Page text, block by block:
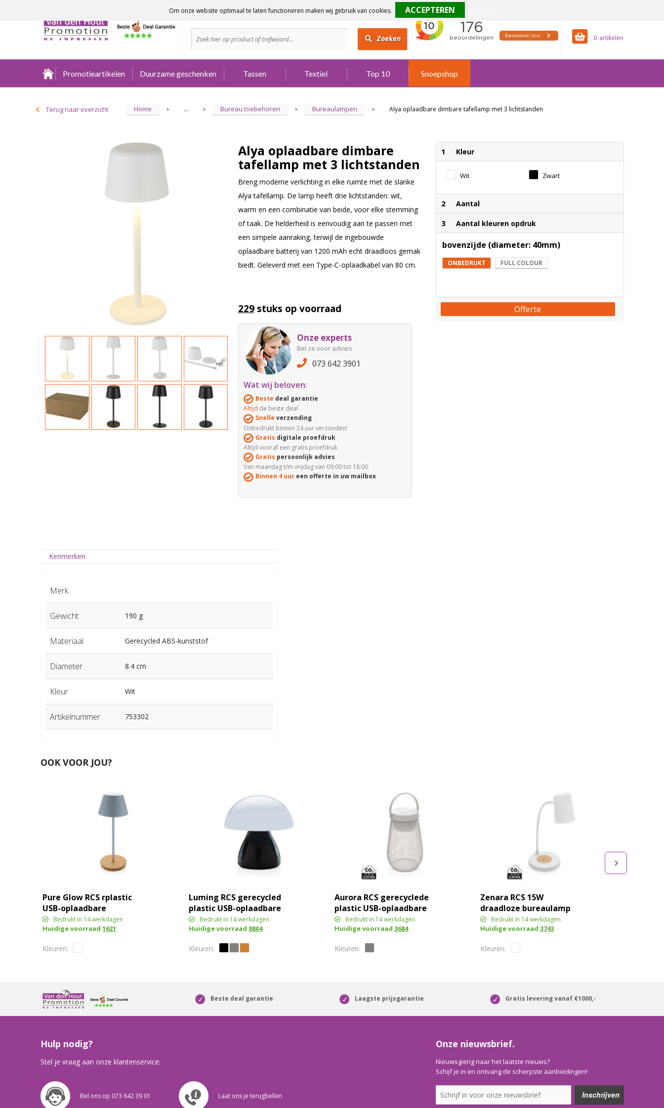
0
Advies nodig?
Zoeken
Promotieartikelen Duurzame geschenken Tassen Textiel Top 10 Snoepshop
Terug naar overzicht Home > ... > Bureau toebehoren > Bureaulampen > Alya oplaadbare dimbare tafellamp met 3 lichtstanden
Alya oplaadbare dimbare
tafellamp met 3 lichtstanden
Breng moderne verlichting in elke ruimte met de slanke
Alya tafellamp. De lamp heeft drie lichtstanden: wit,
warm en een combinatie van beide, voor elke stemming
of taak. De helderheid is eenvoudig aan te passen met
een simpele aanraking, terwijl de ingebouwde
oplaadbare batterij van 1200 mAh echt draadloos gemak
biedt. Geleverd met een Type-C-oplaadkabel van 80 cm.
229stuks op voorraad
Onze experts
Bel ze voor advies
073 642 3901
Wat wij beloven:
Beste deal garantie
Altijd de beste deal
Snelle verzending
Onbedrukt binnen 24 uur verzonden!
Gratis digitale proefdruk
Altijd vooraf een gratis proefdruk
Gratis persoonlijk advies
Van maandag t/m vrijdag van 09:00 tot 18:00
Binnen 4 uureen offerte in uw mailbox
1 Kleur
Wit Zwart
2 Aantal
3 Aantal kleuren opdruk
bovenzijde (diameter: 40mm)
ONBEDRUKT FULL COLOUR
Offerte
Kenmerken
Merk
Gewicht 190 g
Materiaal Gerecycled ABS-kunststof
Diameter 8.4 cm
Kleur Wit
Artikelnummer 753302
OOK VOOR JOU?
Pure Glow RCS rplastic
USB-oplaadbare
tafellamp
Bedrukt in 14 werkdagen
Huidige voorraad1621
Luming RCS gerecycled
plastic USB-oplaadbare
tafellamp
Bedrukt in 14 werkdagen
Huidige voorraad 8804
Aurora RCS gerecyclede
plastic USB-oplaadbare
tafellamp
Bedrukt in 14 werkdagen
Huidige voorraad 3684
Zenara RCS 15W
draadloze bureaulamp
van gerecycled plastic
Bedrukt in 14 werkdagen
Huidige voorraad3743
Beste deal garantie Laagste prijsgarantie Gratis levering vanaf €1000,-
Hulp nodig?
Stel je vraag aan onze klantenservice:
Bel ons op 073 642 39 01 Laat ons je terugbellen
Onze nieuwsbrief.
Nieuwsgierig naar het laatste nieuws?
Schijf je in en ontvang de scherpste aanbiedingen!
Om onze website optimaal te laten functioneren maken wij gebruik van cookies.